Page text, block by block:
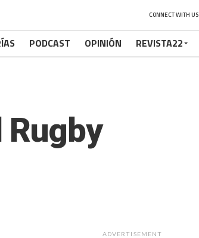
CONNECT WITH US
PODCAST OPINIÓN REVISTA22
Rugby
ADVERTISEMENT